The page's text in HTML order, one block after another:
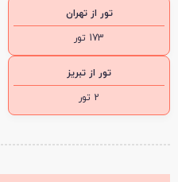
تور از تهران
173 تور
تور از تبریز
2 تور